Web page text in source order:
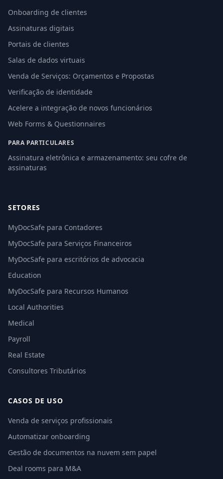
Onboarding de clientes
Assinaturas digitais
Portais de clientes
Salas de dados virtuais
Venda de Serviços: Orçamentos e Propostas
Verificação de identidade
Acelere a integração de novos funcionários
Web Forms & Questionnaires
PARA PARTICULARES
Assinatura eletrônica e armazenamento: seu cofre de
assinaturas
SETORES
MyDocSafe para Contadores
MyDocSafe para Serviços Financeiros
MyDocSafe para escritórios de advocacia
Education
MyDocSafe para Recursos Humanos
Local Authorities
Medical
Payroll
Real Estate
Consultores Tributários
CASOS DE USO
Venda de serviços profissionais
Automatizar onboarding
Gestão de documentos na nuvem sem papel
Deal rooms para M&A